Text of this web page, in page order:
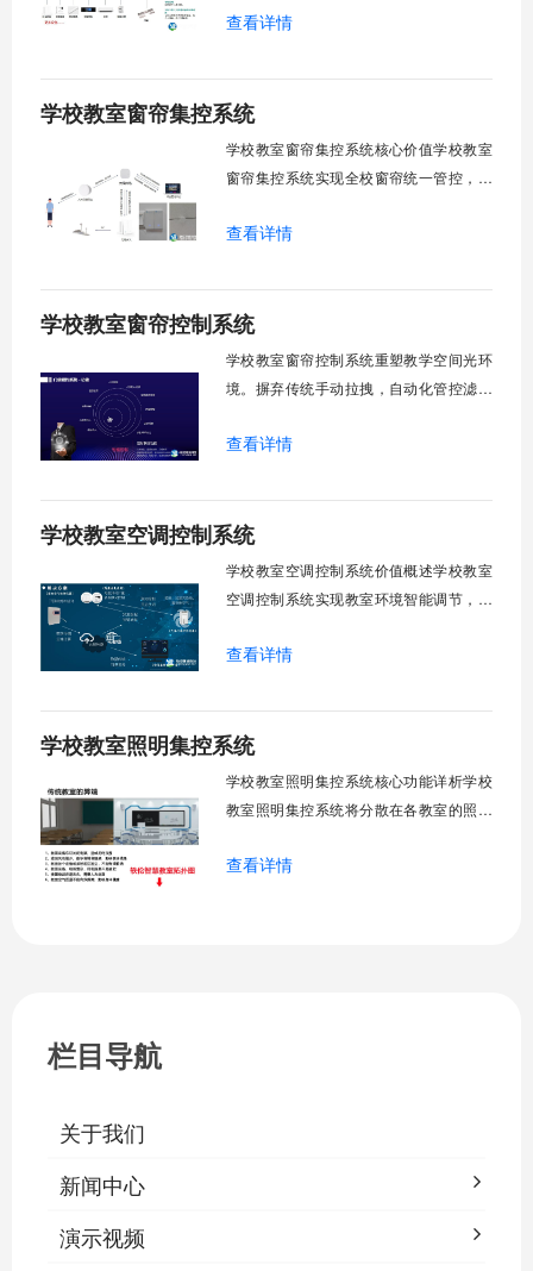
领域，打造教室风扇控制系统，实现温度
分组联动、安全防护六大模块一体化运
行，为学校提供精细化风扇管理方案。
查看详情
学校教室窗帘集控系统
学校教室窗帘集控系统核心价值学校教室
窗帘集控系统实现全校窗帘统一管控，提
能化改造后，一键完成全校窗帘开合，节
生视力健康，营造舒适教学环境。节能减
排效果显著，延长窗帘使用寿命，降低学
查看详情
学校教室窗帘控制系统
学校教室窗帘控制系统重塑教学空间光环
境。摒弃传统手动拉拽，自动化管控滤除
足，节能降耗。精准适配多媒体教学、考
能智慧校园生态升级。智能光感调节1. 动
态光照追踪实时捕捉室外照度参数。光照
查看详情
学校教室空调控制系统
学校教室空调控制系统价值概述学校教室
空调控制系统实现教室环境智能调节，提
管理全校空调设备，远程监控运行状态，
警。管理人员通过平台统一管控，减少人
工巡检工作量，延长设备使用寿命，节约
查看详情
学校教室照明集控系统
学校教室照明集控系统核心功能详析学校
教室照明集控系统将分散在各教室的照明
关、按需调光、定时策略、能耗监测、故
查看详情
栏目导航
关于我们
新闻中心
演示视频